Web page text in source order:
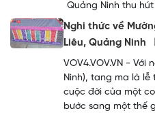
Quảng Ninh thu
Nghi thức về
Liêu, Quảng Ninh
VOV4.VOV.VN - Với
Ninh), tang ma là
cuộc đời của một
bước sang một thế